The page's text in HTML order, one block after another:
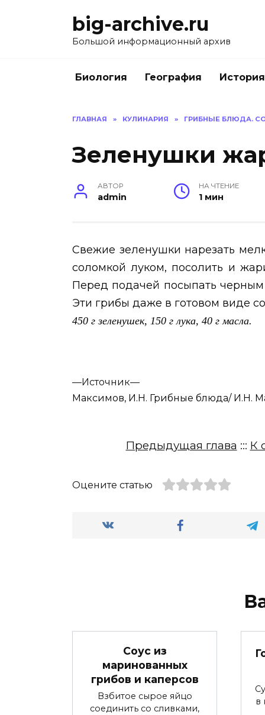
big-archive.ru
Большой информационный архив
Биология География История
ГЛАВНАЯ » КУЛИНАРИЯ » ГРИБНЫЕ БЛЮДА.
Зеленушки
АВТОР
admin
НА ЧТЕНИЕ
1 мин
Свежие зеленушки нарезать
соломкой луком, посолить и
Перед подачей посыпать
Эти грибы даже в готовом виде
450 г зеленушек, 150 г лука, 40 г масла.
—Источник—
Максимов, И.Н. Грибные блюда/ И.Н.
Предыдущая глава ::: К
Оцените статью
Соус из
маринованных
грибов и каперсов
Взбитое сырое яйцо
соединить со сливками,
в